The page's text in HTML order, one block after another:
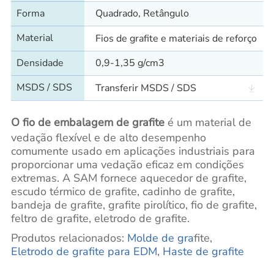
Forma
Quadrado, Retângulo
Material
Fios de grafite e materiais de reforço
Densidade
0,9-1,35 g/cm3
MSDS / SDS
Transferir MSDS / SDS
O fio de embalagem de grafiteé um material de
vedação flexível e de alto desempenho
comumente usado em aplicações industriais para
proporcionar uma vedação eficaz em condições
extremas. A SAM fornece aquecedor de grafite,
escudo térmico de grafite, cadinho de grafite,
bandeja de grafite, grafite pirolítico, fio de grafite,
feltro de grafite, eletrodo de grafite.
Produtos relacionados: Molde de grafite,
Eletrodo de grafite para EDM, Haste de grafite